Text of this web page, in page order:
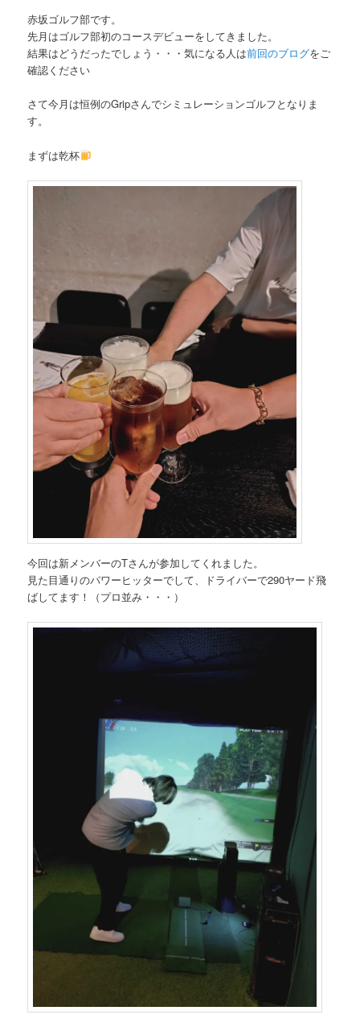
赤坂ゴルフ部です。
先月はゴルフ部初のコースデビューをしてきました。
結果はどうだったでしょう・・・気になる人は前回のブログをご
確認ください
さて今月は恒例のGripさんでシミュレーションゴルフとなりま
す。
まずは乾杯
今回は新メンバーのTさんが参加してくれました。
見た目通りのパワーヒッターでして、ドライバーで290ヤード飛
ばしてます！（プロ並み・・・）